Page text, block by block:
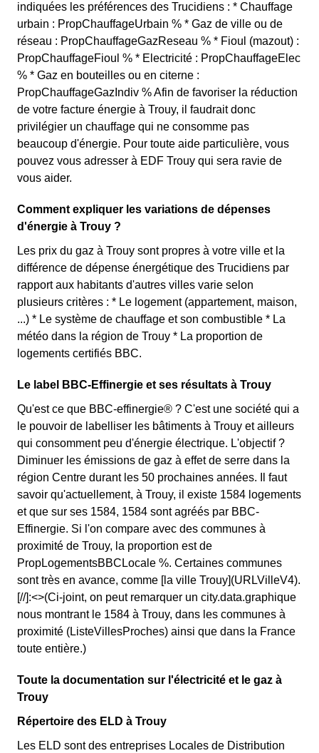
indiquées les préférences des Trucidiens : * Chauffage
urbain : PropChauffageUrbain % * Gaz de ville ou de
réseau : PropChauffageGazReseau % * Fioul (mazout) :
PropChauffageFioul % * Electricité : PropChauffageElec
% * Gaz en bouteilles ou en citerne :
PropChauffageGazIndiv % Afin de favoriser la réduction
de votre facture énergie à Trouy, il faudrait donc
privilégier un chauffage qui ne consomme pas
beaucoup d'énergie. Pour toute aide particulière, vous
pouvez vous adresser à EDF Trouy qui sera ravie de
vous aider.
Comment expliquer les variations de dépenses
d'énergie à Trouy ?
Les prix du gaz à Trouy sont propres à votre ville et la
différence de dépense énergétique des Trucidiens par
rapport aux habitants d'autres villes varie selon
plusieurs critères : * Le logement (appartement, maison,
...) * Le système de chauffage et son combustible * La
météo dans la région de Trouy * La proportion de
logements certifiés BBC.
Le label BBC-Effinergie et ses résultats à Trouy
Qu'est ce que BBC-effinergie® ? C'est une société qui a
le pouvoir de labelliser les bâtiments à Trouy et ailleurs
qui consomment peu d'énergie électrique. L'objectif ?
Diminuer les émissions de gaz à effet de serre dans la
région Centre durant les 50 prochaines années. Il faut
savoir qu'actuellement, à Trouy, il existe 1584 logements
et que sur ses 1584, 1584 sont agréés par BBC-
Effinergie. Si l'on compare avec des communes à
proximité de Trouy, la proportion est de
PropLogementsBBCLocale %. Certaines communes
sont très en avance, comme [la ville Trouy](URLVilleV4).
[//]:<>(Ci-joint, on peut remarquer un city.data.graphique
nous montrant le 1584 à Trouy, dans les communes à
proximité (ListeVillesProches) ainsi que dans la France
toute entière.)
Toute la documentation sur l'électricité et le gaz à
Trouy
Répertoire des ELD à Trouy
Les ELD sont des entreprises Locales de Distribution